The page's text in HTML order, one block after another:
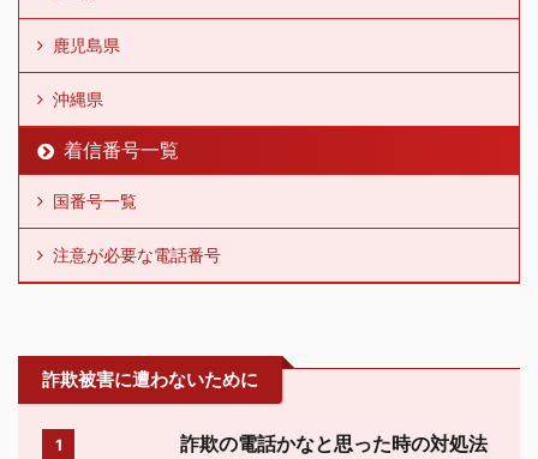
鹿児島県
沖縄県
着信番号一覧
国番号一覧
注意が必要な電話番号
詐欺被害に遭わないために
1 詐欺の電話かなと思った時の対処法